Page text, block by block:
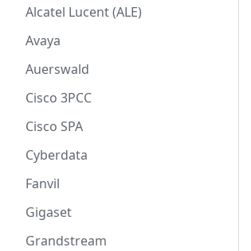
Alcatel Lucent (ALE)
Avaya
Auerswald
Cisco 3PCC
Cisco SPA
Cyberdata
Fanvil
Gigaset
Grandstream